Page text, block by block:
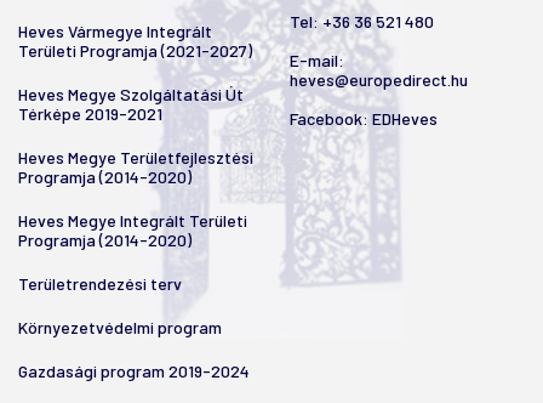
Heves Vármegye Integrált
Területi Programja (2021-2027)
Heves Megye Szolgáltatási Út
Térképe 2019-2021
Heves Megye Területfejlesztési
Programja (2014-2020)
Heves Megye Integrált Területi
Programja (2014-2020)
Területrendezési terv
Környezetvédelmi program
Gazdasági program 2019-2024
Tel:+36 36 521 480
E-mail:
heves@europedirect.hu
Facebook: EDHeves